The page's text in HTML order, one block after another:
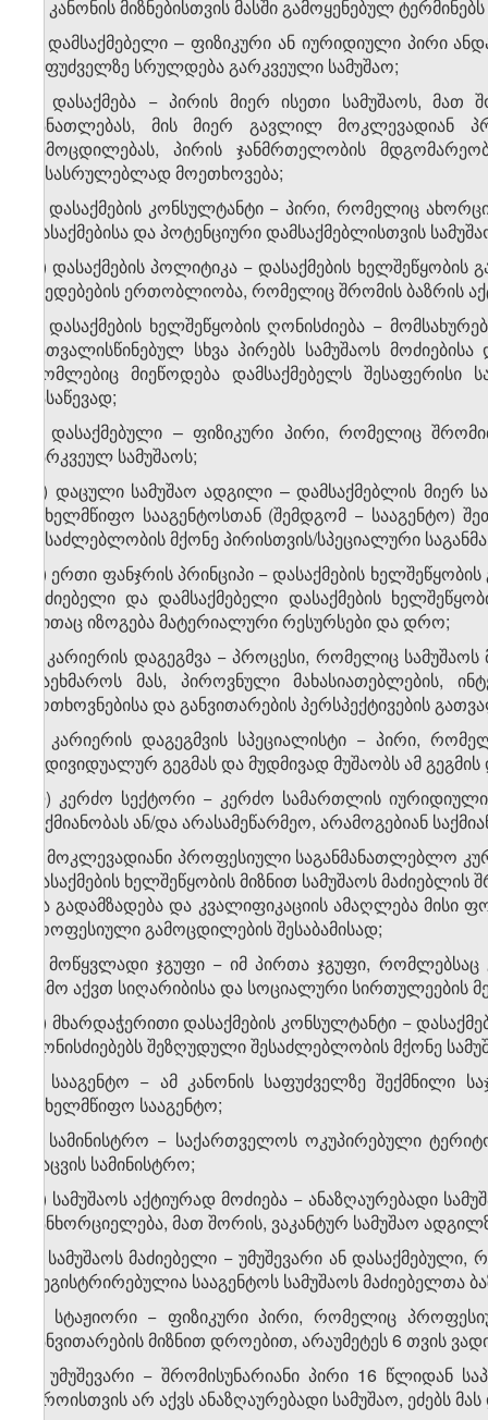
ამ კანონის მიზნებისთვის მასში გამოყენებულ
ა) დამსაქმებელი – ფიზიკური ან იურიდიული პირი
საფუძველზე სრულდება გარკვეული სამუშაო;
ბ) დასაქმება − პირის მიერ ისეთი სამუშაოს,
განათლებას, მის მიერ გავლილ მოკლევადიან
გამოცდილებას, პირის ჯანმრთელობის
შესასრულებლად მოეთხოვება;
გ) დასაქმების კონსულტანტი − პირი, რომელიც
დასაქმებისა და პოტენციური დამსაქმებლისთვის
დ) დასაქმების პოლიტიკა − დასაქმების
ქმედებების ერთობლიობა, რომელიც შრომის ბაზრის
ე) დასაქმების ხელშეწყობის ღონისძიება −
გათვალისწინებულ სხვა პირებს სამუშაოს
რომლებიც მიეწოდება დამსაქმებელს შესაფერისი
გასაწევად;
ვ) დასაქმებული – ფიზიკური პირი, რომელიც
გარკვეულ სამუშაოს;
ზ) დაცული სამუშაო ადგილი – დამსაქმებლის მიერ
სახელმწიფო სააგენტოსთან (შემდგომ − სააგენტო)
შესაძლებლობის მქონე პირისთვის/სპეციალური
თ) ერთი ფანჯრის პრინციპი − დასაქმების
მაძიებელი და დამსაქმებელი დასაქმების
რითაც იზოგება მატერიალური რესურსები და დრო;
ი) კარიერის დაგეგმვა − პროცესი, რომელიც
დაეხმაროს მას, პიროვნული მახასიათებლების,
მოთხოვნებისა და განვითარების პერსპექტივების
კ) კარიერის დაგეგმვის სპეციალისტი − პირი,
ინდივიდუალურ გეგმას და მუდმივად მუშაობს ამ
ლ) კერძო სექტორი − კერძო სამართლის
საქმიანობას ან/და არასამეწარმეო, არამოგებიან
მ) მოკლევადიანი პროფესიული საგანმანათლებლო
დასაქმების ხელშეწყობის მიზნით სამუშაოს
და გადამზადება და კვალიფიკაციის ამაღლება
პროფესიული გამოცდილების შესაბამისად;
ნ) მოწყვლადი ჯგუფი − იმ პირთა ჯგუფი,
გამო აქვთ სიღარიბისა და სოციალური სირთულეების
ო) მხარდაჭერითი დასაქმების კონსულტანტი −
ღონისძიებებს შეზღუდული შესაძლებლობის მქონე
პ) სააგენტო − ამ კანონის საფუძველზე შექმნილი
სახელმწიფო სააგენტო;
ჟ) სამინისტრო − საქართველოს ოკუპირებული
დაცვის სამინისტრო;
რ) სამუშაოს აქტიურად მოძიება − ანაზღაურებადი
განხორციელება, მათ შორის, ვაკანტურ სამუშაო
ს) სამუშაოს მაძიებელი − უმუშევარი ან
რეგისტრირებულია სააგენტოს სამუშაოს მაძიებელთა
ტ) სტაჟიორი − ფიზიკური პირი, რომელიც
განვითარების მიზნით დროებით, არაუმეტეს 6 თვის
უ) უმუშევარი − შრომისუნარიანი პირი 16 წლიდან
დროისთვის არ აქვს ანაზღაურებადი სამუშაო, ეძებს